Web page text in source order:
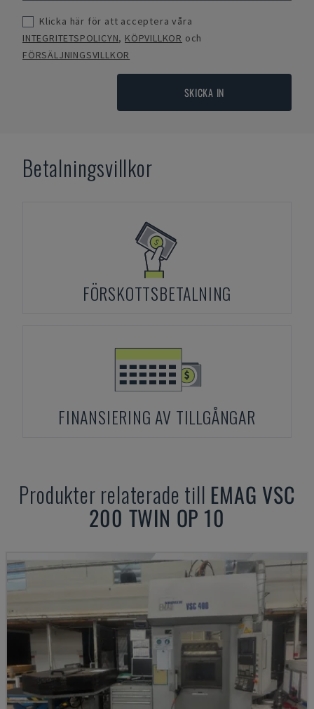
Klicka här för att acceptera våra
INTEGRITETSPOLICYN, KÖPVILLKOR och
FÖRSÄLJNINGSVILLKOR
SKICKA IN
Betalningsvillkor
FÖRSKOTTSBETALNING
FINANSIERING AV TILLGÅNGAR
Produkter relaterade till EMAG VSC
200 TWIN OP 10